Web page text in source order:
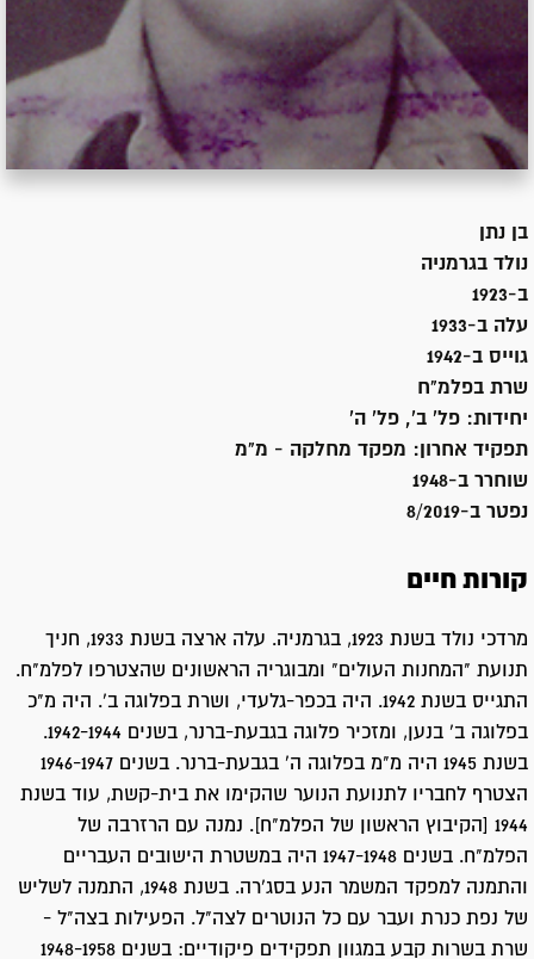
בן נתן
נולד בגרמניה
ב-1923
עלה ב-1933
גוייס ב-1942
שרת בפלמ"ח
יחידות: פל' ב', פל' ה'
תפקיד אחרון: מפקד מחלקה - מ"מ
שוחרר ב-1948
נפטר ב-8/2019
קורות חיים
מרדכי נולד בשנת 1923, בגרמניה. עלה ארצה בשנת 1933, חניך
תנועת "המחנות העולים" ומבוגריה הראשונים שהצטרפו לפלמ"ח.
התגייס בשנת 1942. היה בכפר-גלעדי, ושרת בפלוגה ב'. היה מ"כ
בשנת 1945 היה מ"מ בפלוגה ה' בגבעת-ברנר. בשנים 1946-1947
הצטרף לחבריו לתנועת הנוער שהקימו את בית-קשת, עוד בשנת
1944 [הקיבוץ הראשון של הפלמ"ח]. נמנה עם הרזרבה של
הפלמ"ח. בשנים 1947-1948 היה במשטרת הישובים העבריים
והתמנה למפקד המשמר הנע בסג'רה. בשנת 1948, התמנה לשליש
של נפת כנרת ועבר עם כל הנוטרים לצה"ל. הפעילות בצה"ל -
שרת בשרות קבע במגוון תפקידים פיקודיים: בשנים 1948-1958